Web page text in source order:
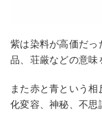
紫は染料が高価だっ
品、荘厳などの意味
また赤と青という
化変容、神秘、不思